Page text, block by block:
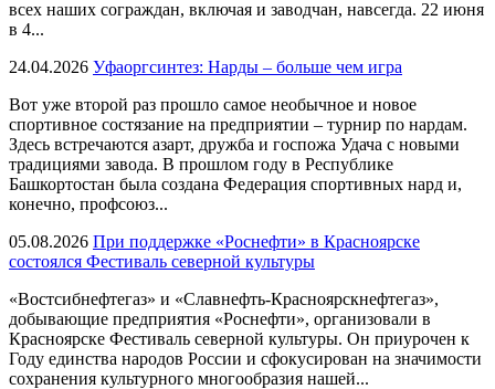
всех наших сограждан, включая и заводчан, навсегда. 22 июня
в 4...
24.04.2026 Уфаоргсинтез: Нарды – больше чем игра
Вот уже второй раз прошло самое необычное и новое
спортивное состязание на предприятии – турнир по нардам.
Здесь встречаются азарт, дружба и госпожа Удача с новыми
традициями завода. В прошлом году в Республике
Башкортостан была создана Федерация спортивных нард и,
конечно, профсоюз...
05.08.2026 При поддержке «Роснефти» в Красноярске
состоялся Фестиваль северной культуры
«Востсибнефтегаз» и «Славнефть-Красноярскнефтегаз»,
добывающие предприятия «Роснефти», организовали в
Красноярске Фестиваль северной культуры. Он приурочен к
Году единства народов России и сфокусирован на значимости
сохранения культурного многообразия нашей...